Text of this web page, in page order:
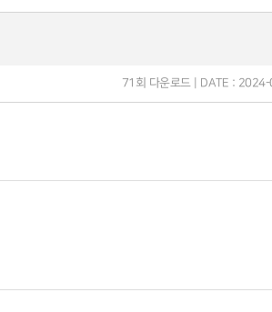
71회 다운로드 | DATE :